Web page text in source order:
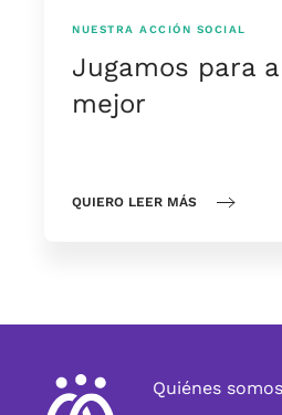
NUESTRA ACCIÓN SOCIAL
Jugamos para
mejor
QUIERO LEER MÁS
Quiénes somos